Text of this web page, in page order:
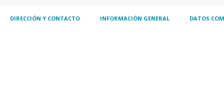
DIRECCIÓN Y CONTACTO INFORMACIÓN GENERAL DATOS